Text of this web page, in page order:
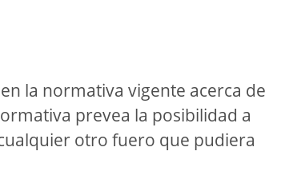
la normativa vigente acerca de
prevea la posibilidad a
otro fuero que pudiera